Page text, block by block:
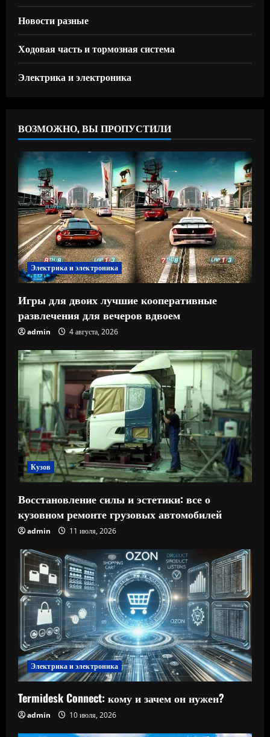
Новости разные
Ходовая часть и тормозная система
Электрика и электроника
ВОЗМОЖНО, ВЫ ПРОПУСТИЛИ
Электрика и электроника
Игры для двоих лучшие кооперативные
развлечения для вечеров вдвоем
admin 4 августа, 2026
Кузов
Восстановление силы и эстетики: все о
кузовном ремонте грузовых автомобилей
admin 11 июля, 2026
Электрика и электроника
Termidesk Connect: кому и зачем он нужен?
admin 10 июля, 2026